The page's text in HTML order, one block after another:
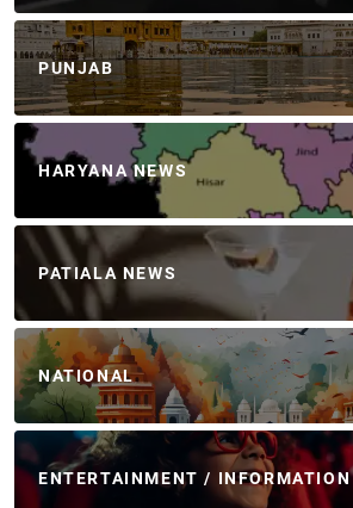
PUNJAB
HARYANA NEWS
PATIALA NEWS
NATIONAL
ENTERTAINMENT / INFORMATION